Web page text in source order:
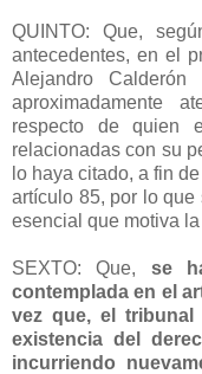
QUINTO: Que,
antecedentes, en el
Alejandro
aproximadamente
respecto de quien
relacionadas con su
lo haya citado, a fin
artículo 85, por lo
esencial que motiva
SEXTO: Que, se
contemplada en el
vez que, el
existencia del
incurriendo